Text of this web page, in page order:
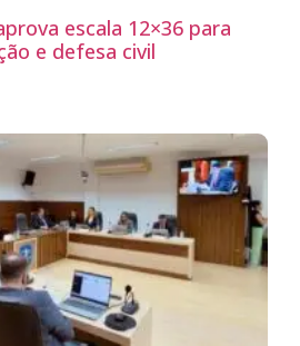
escala 12×36 para
e defesa civil